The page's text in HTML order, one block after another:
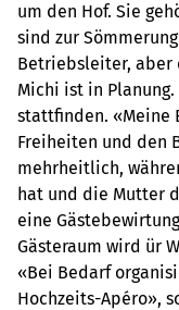
um den Hof. Sie
sind zur
Betriebsleiter, aber
Michi ist in Planung.
stattfinden. «Meine
Freiheiten und den
mehrheitlich,
hat und die Mutter
eine
Gästeraum wird ür
«Bei Bedarf
Hochzeits-Apéro»,